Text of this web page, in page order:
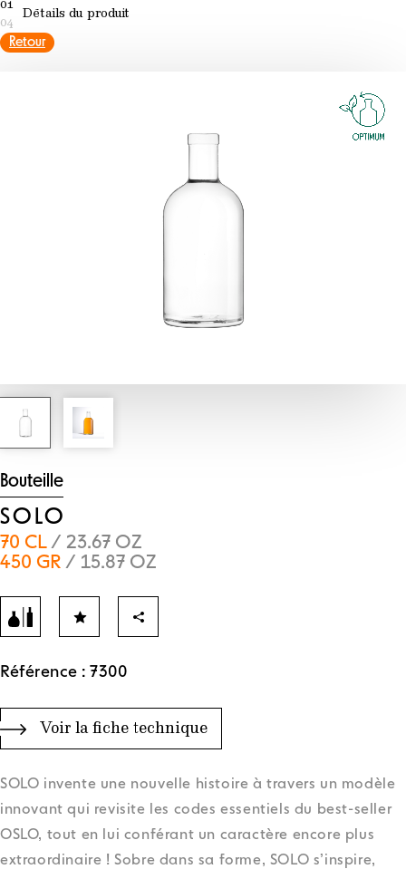
01
04
Détails du produit
Retour
Bouteille
SOLO
70 CL/ 23.67 OZ
450 GR / 15.87 OZ
Référence : 7300
Voir la fiche technique
SOLO invente une nouvelle histoire à travers un modèle
innovant qui revisite les codes essentiels du best-seller
OSLO, tout en lui conférant un caractère encore plus
extraordinaire ! Sobre dans sa forme, SOLO s’inspire,